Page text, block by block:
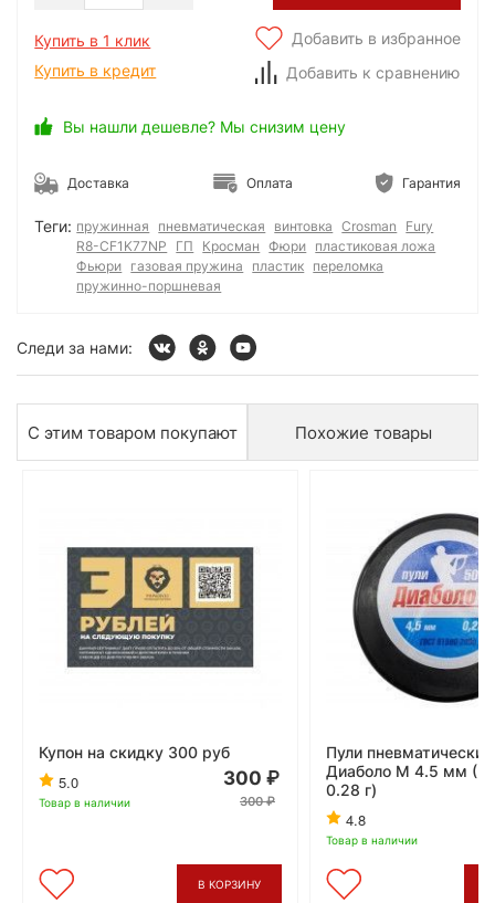
Купить в 1 клик
Купить в кредит
Добавить в избранное
Добавить к сравнению
Вы нашли дешевле? Мы снизим цену
Доставка Оплата Гарантия
Теги: пружинная пневматическая винтовка Crosman
Fury
R8-CF1K77NP
ГП Кросман Фюри пластиковая ложа
Фьюри газовая пружина пластик переломка
пружинно-поршневая
Следи за нами:
С этим товаром покупают Похожие товары
Купон на скидку 300 руб
5.0
Товар в наличии
300
300
В КОРЗИНУ
Пули
Диаболо М 4.5 мм
0.28 г)
4.8
Товар в наличии